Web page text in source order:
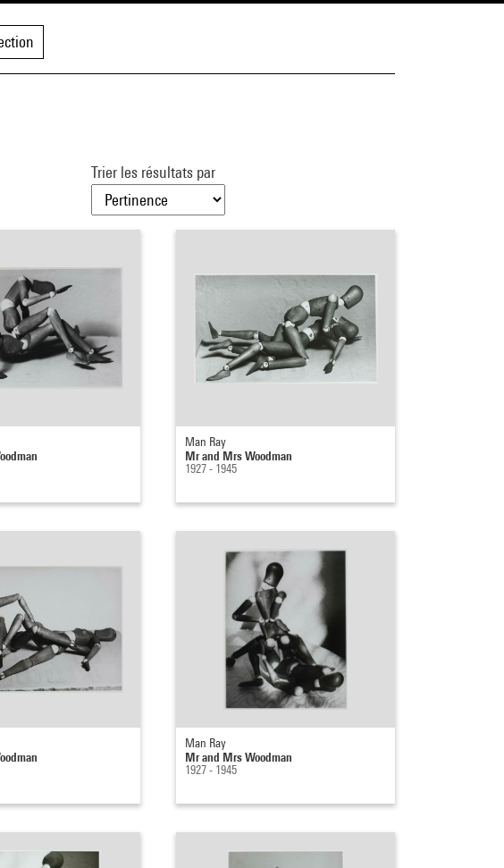
Trier les résultats par
Man Ray
Mr and Mrs Woodman
1927 - 1945
Man Ray
Mr and Mrs Woodman
1927 - 1945